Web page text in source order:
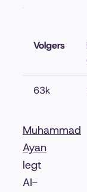
Volgers
63k
Muhammad
Ayan
legt
AI-